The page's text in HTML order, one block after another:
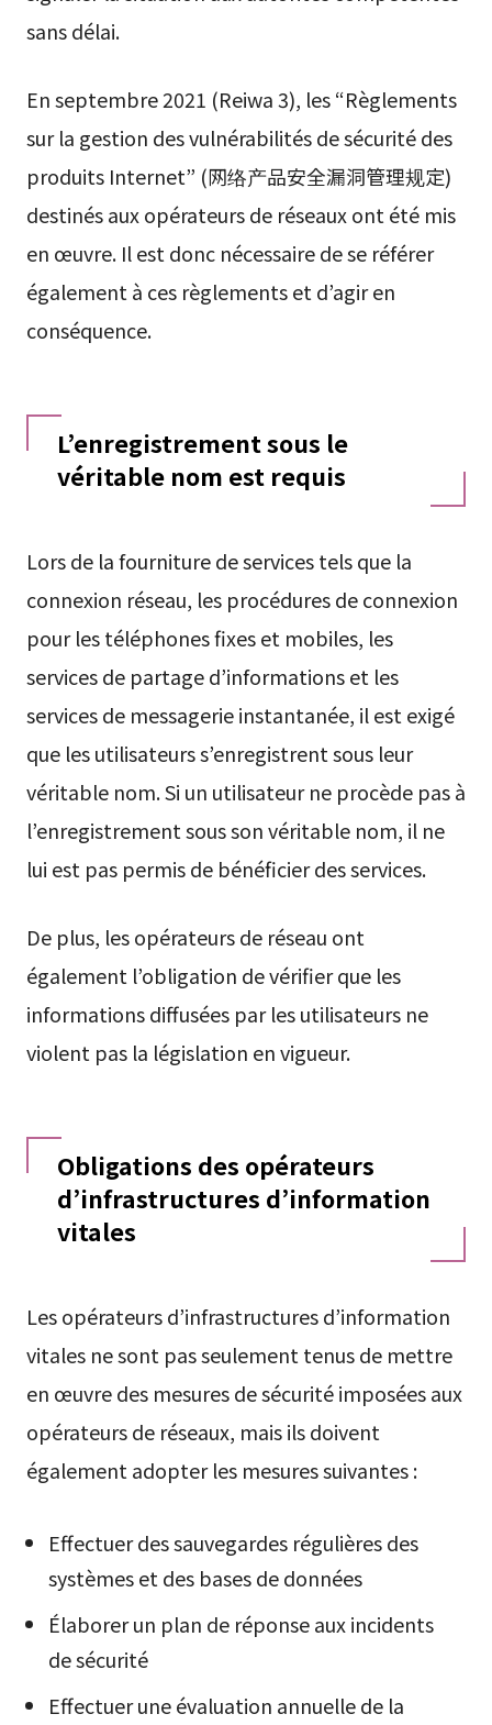
sans délai.
En septembre 2021 (Reiwa 3), les “Règlements
sur la gestion des vulnérabilités de sécurité des
produits Internet” (网络产品安全漏洞管理规定)
destinés aux opérateurs de réseaux ont été mis
en œuvre. Il est donc nécessaire de se référer
également à ces règlements et d’agir en
conséquence.
L’enregistrement sous le
véritable nom est requis
Lors de la fourniture de services tels que la
connexion réseau, les procédures de connexion
pour les téléphones fixes et mobiles, les
services de partage d’informations et les
services de messagerie instantanée, il est exigé
que les utilisateurs s’enregistrent sous leur
véritable nom. Si un utilisateur ne procède pas à
l’enregistrement sous son véritable nom, il ne
lui est pas permis de bénéficier des services.
De plus, les opérateurs de réseau ont
également l’obligation de vérifier que les
informations diffusées par les utilisateurs ne
violent pas la législation en vigueur.
Obligations des opérateurs
d’infrastructures d’information
vitales
Les opérateurs d’infrastructures d’information
vitales ne sont pas seulement tenus de mettre
en œuvre des mesures de sécurité imposées aux
opérateurs de réseaux, mais ils doivent
également adopter les mesures suivantes :
Effectuer des sauvegardes régulières des
systèmes et des bases de données
Élaborer un plan de réponse aux incidents
de sécurité
Effectuer une évaluation annuelle de la